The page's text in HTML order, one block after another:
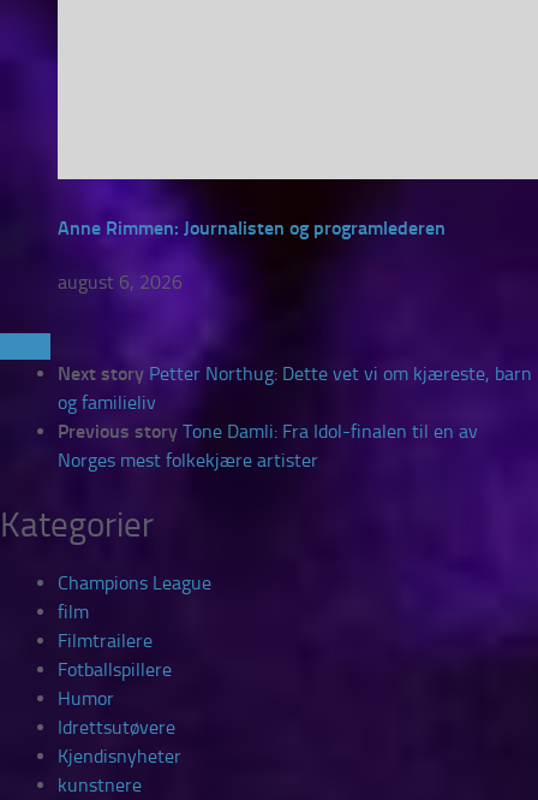
Anne Rimmen: Journalisten og programlederen
august 6, 2026
Next story Petter Northug: Dette vet vi om kjæreste, barn
og familieliv
Previous story Tone Damli: Fra Idol-finalen til en av
Norges mest folkekjære artister
Kategorier
Champions League
film
Filmtrailere
Fotballspillere
Humor
Idrettsutøvere
Kjendisnyheter
kunstnere